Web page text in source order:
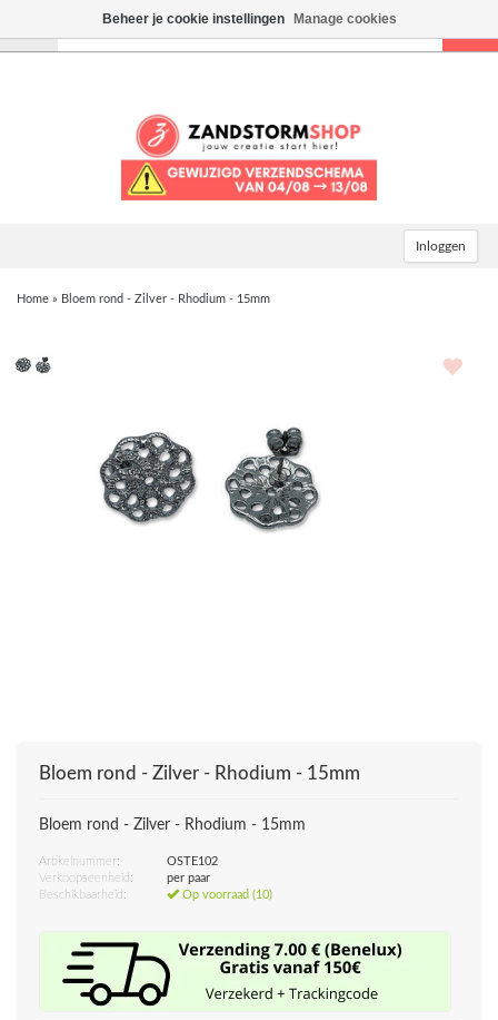
Inloggen
Home » Bloem rond - Zilver - Rhodium - 15mm
Bloem rond - Zilver - Rhodium - 15mm
Bloem rond - Zilver - Rhodium - 15mm
Artikelnummer:
OSTE102
Verkoopseenheid:
per paar
Beschikbaarheid:
Op voorraad (10)
Beheer je cookie instellingen Manage cookies